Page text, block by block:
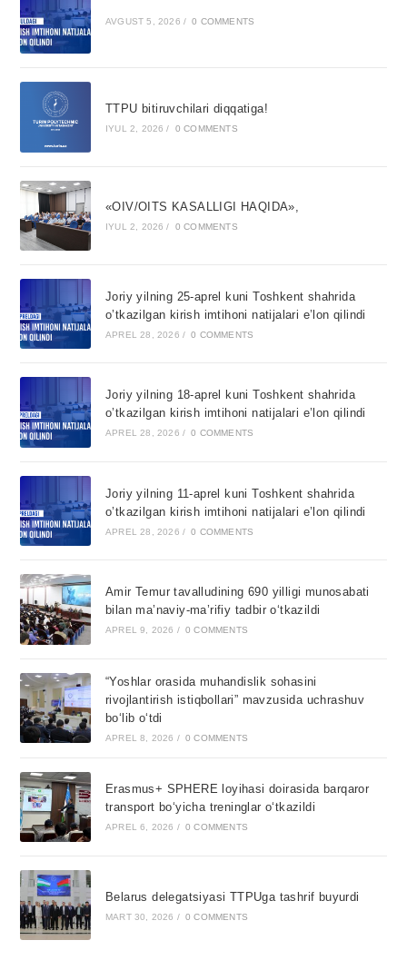
AVGUST 5, 2026 / 0 COMMENTS
TTPU bitiruvchilari diqqatiga!
IYUL 2, 2026 / 0 COMMENTS
«OIV/OITS KASALLIGI HAQIDA»,
IYUL 2, 2026 / 0 COMMENTS
Joriy yilning 25-aprel kuni Toshkent shahrida
o’tkazilgan kirish imtihoni natijalari e’lon qilindi
APREL 28, 2026 / 0 COMMENTS
Joriy yilning 18-aprel kuni Toshkent shahrida
o’tkazilgan kirish imtihoni natijalari e’lon qilindi
APREL 28, 2026 / 0 COMMENTS
Joriy yilning 11-aprel kuni Toshkent shahrida
o’tkazilgan kirish imtihoni natijalari e’lon qilindi
APREL 28, 2026 / 0 COMMENTS
Amir Temur tavalludining 690 yilligi munosabati
bilan ma’naviy-ma’rifiy tadbir o‘tkazildi
APREL 9, 2026 / 0 COMMENTS
“Yoshlar orasida muhandislik sohasini
rivojlantirish istiqbollari” mavzusida uchrashuv
bo‘lib o‘tdi
APREL 8, 2026 / 0 COMMENTS
Erasmus+ SPHERE loyihasi doirasida barqaror
transport bo‘yicha treninglar o‘tkazildi
APREL 6, 2026 / 0 COMMENTS
Belarus delegatsiyasi TTPUga tashrif buyurdi
MART 30, 2026 / 0 COMMENTS